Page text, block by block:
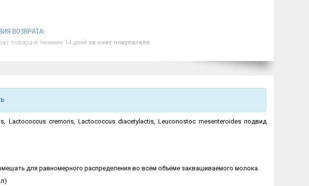
товара в течение 14 дней за счет покупателя
Lactococcus cremoris, Lactococcus diacetylactis, Leuconostoc mesenteroides подвид
для равномерного распределения во всём объёме заквашиваемого молока.